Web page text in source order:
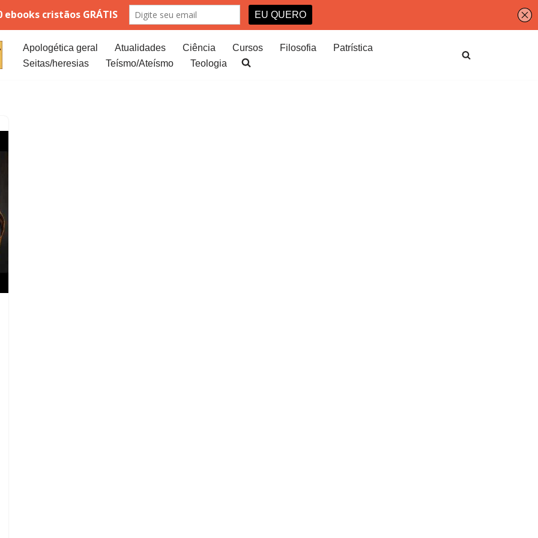
Apologética geral Atualidades Ciência Cursos Filosofia
Patrística
Seitas/heresias
Teísmo/Ateísmo Teologia